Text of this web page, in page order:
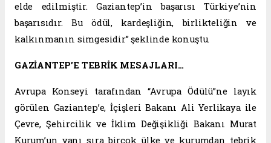
elde edilmiştir. Gaziantep’in başarısı Türkiye’nin
başarısıdır. Bu ödül, kardeşliğin, birlikteliğin ve
kalkınmanın simgesidir” şeklinde konuştu.
GAZİANTEP’E TEBRİK MESAJLARI…
Avrupa Konseyi tarafından “Avrupa Ödülü”ne layık
görülen Gaziantep’e, İçişleri Bakanı Ali Yerlikaya ile
Çevre, Şehircilik ve İklim Değişikliği Bakanı Murat
Kurum’un yanı sıra birçok ülke ve kurumdan tebrik